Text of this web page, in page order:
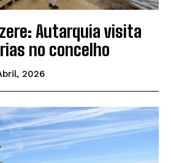
Autarquia visita
no concelho
2026